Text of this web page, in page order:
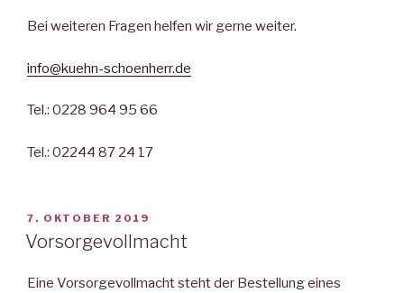
Bei weiteren Fragen helfen wir gerne weiter.
info@kuehn-schoenherr.de
Tel.: 0228 964 95 66
Tel.: 02244 87 24 17
VERÖFFENTLICHT
AM
7. OKTOBER 2019
Vorsorgevollmacht
Eine Vorsorgevollmacht steht der Bestellung eines